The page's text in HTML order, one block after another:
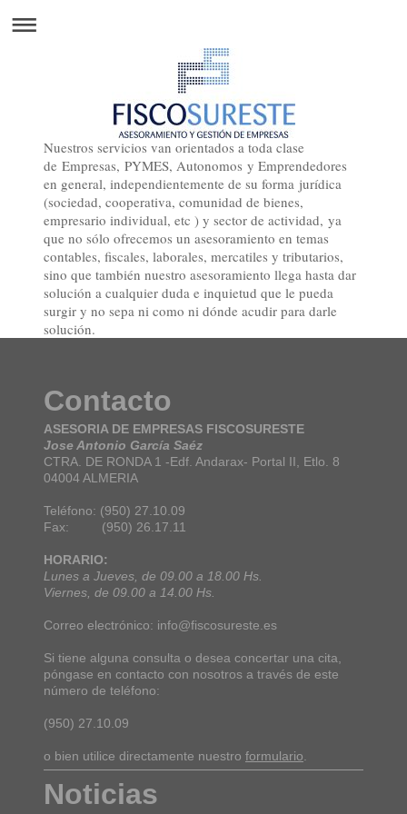
Nuestros servicios van orientados a toda clase
de Empresas, PYMES, Autonomos y Emprendedores
en general, independientemente de su forma jurídica
(sociedad, cooperativa, comunidad de bienes,
empresario individual, etc ) y sector de actividad, ya
que no sólo ofrecemos un asesoramiento en temas
contables, fiscales, laborales, mercatiles y tributarios,
sino que también nuestro asesoramiento llega hasta dar
solución a cualquier duda e inquietud que le pueda
surgir y no sepa ni como ni dónde acudir para darle
solución.
Contacto
ASESORIA DE EMPRESAS FISCOSURESTE
Jose Antonio García Saéz
CTRA. DE RONDA 1 -Edf. Andarax- Portal II, Etlo. 8
04004 ALMERIA
Teléfono: (950) 27.10.09
Fax: (950) 26.17.11
HORARIO:
Lunes a Jueves, de 09.00 a 18.00 Hs.
Viernes, de 09.00 a 14.00 Hs.
Correo electrónico: info@fiscosureste.es
Si tiene alguna consulta o desea concertar una cita,
póngase en contacto con nosotros a través de este
número de teléfono:
(950) 27.10.09
o bien utilice directamente nuestro formulario
Noticias